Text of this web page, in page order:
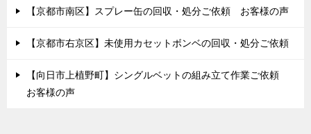
【京都市南区】スプレー缶の回収・処分ご依頼 お客様の声
【京都市右京区】未使用カセットボンベの回収・処分ご依頼
【向日市上植野町】シングルベットの組み立て作業ご依頼
お客様の声